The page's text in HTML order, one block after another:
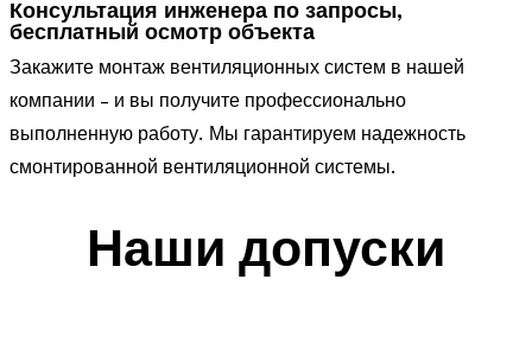
Консультация инженера по запросы,
бесплатный осмотр объекта
Закажите монтаж вентиляционных систем в нашей
компании – и вы получите профессионально
выполненную работу. Мы гарантируем надежность
смонтированной вентиляционной системы.
Наши допуски